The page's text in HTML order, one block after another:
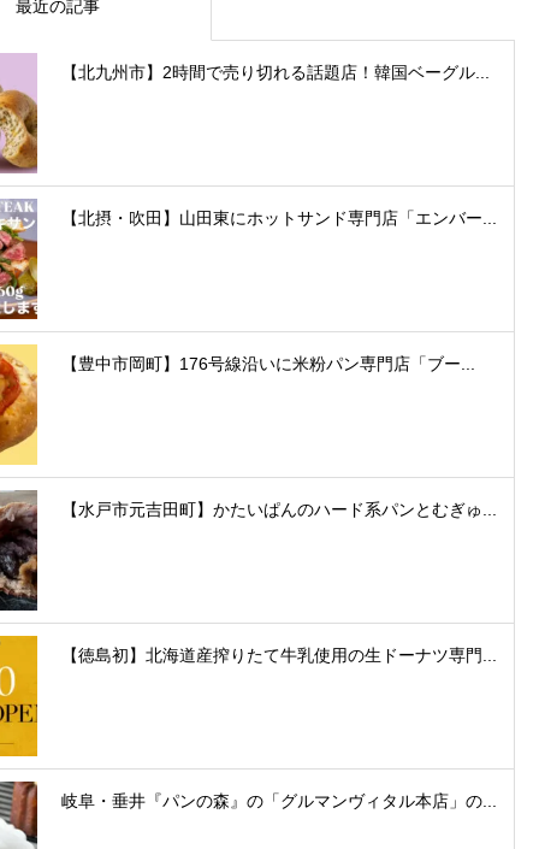
最近の記事
【北九州市】2時間で売り切れる話題店！韓国ベーグル...
【北摂・吹田】山田東にホットサンド専門店「エンバー...
【豊中市岡町】176号線沿いに米粉パン専門店「ブー...
【水戸市元吉田町】かたいぱんのハード系パンとむぎゅ...
【徳島初】北海道産搾りたて牛乳使用の生ドーナツ専門...
岐阜・垂井『パンの森』の「グルマンヴィタル本店」の...